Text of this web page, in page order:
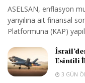
ASELSAN, enflasyon
yarıyılına ait finansal
Platformuna (KAP)
Esintili
3 GÜN